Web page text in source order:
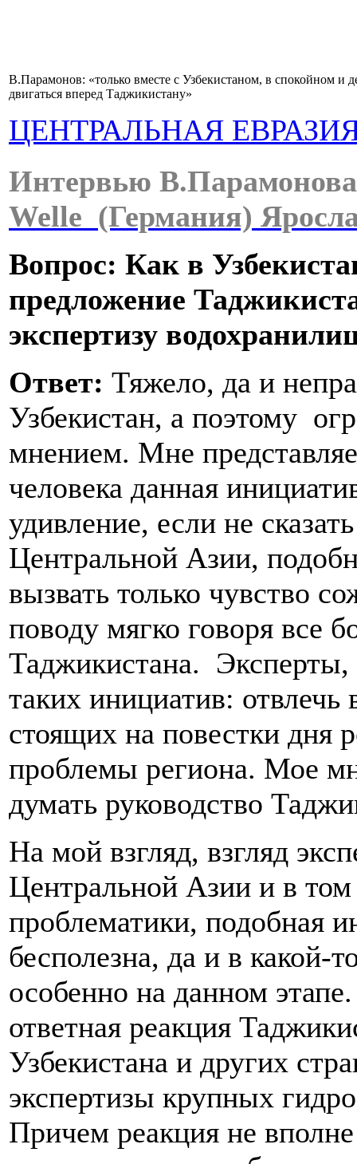
В.Парамонов: «только вместе с Узбекистаном, в спокойном
двигаться вперед Таджикистану»
ЦЕНТРАЛЬНАЯ
Интервью
Welle (Германия)
Вопрос: Как в
предложение
экспертизу
Ответ: Тяжело, да и
Узбекистан, а поэтому
мнением. Мне
человека данная
удивление, если не
Центральной Азии,
вызвать только чувство
поводу мягко говоря все
Таджикистана.
таких инициатив:
стоящих на повестки дня
проблемы региона. Мое
думать руководство
На мой взгляд, взгляд
Центральной Азии и в том
проблематики, подобная
бесполезна, да и в какой-
особенно на данном
ответная реакция
Узбекистана и других
экспертизы крупных
Причем реакция не